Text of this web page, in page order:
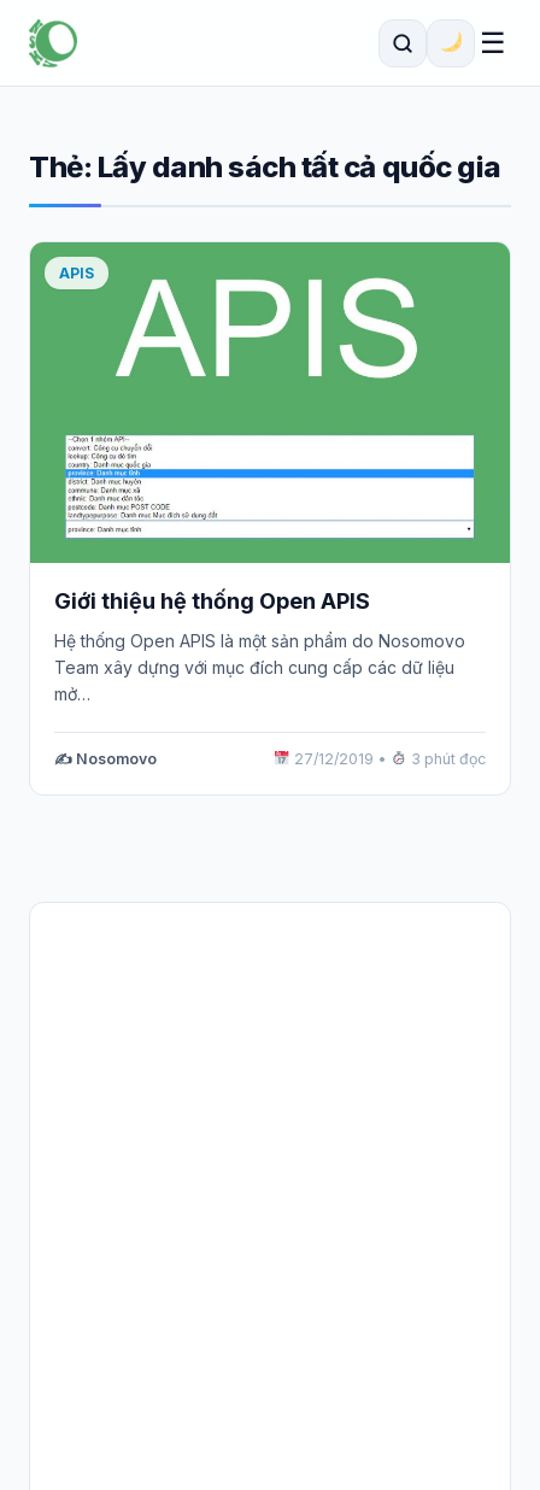
☰
Thẻ: Lấy danh sách tất cả quốc gia
APIS
Giới thiệu hệ thống Open APIS
Hệ thống Open APIS là một sản phẩm do Nosomovo
Team xây dựng với mục đích cung cấp các dữ liệu
mở…
✍️ Nosomovo 27/12/2019 • 3 phút đọc